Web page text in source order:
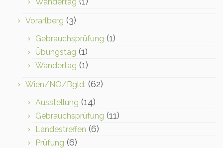
Vorarlberg (3)
Gebrauchsprüfung (1)
Übungstag (1)
Wandertag (1)
Wien/NÖ/Bgld. (62)
Ausstellung (14)
Gebrauchsprüfung (11)
Landestreffen (6)
Prüfung (6)